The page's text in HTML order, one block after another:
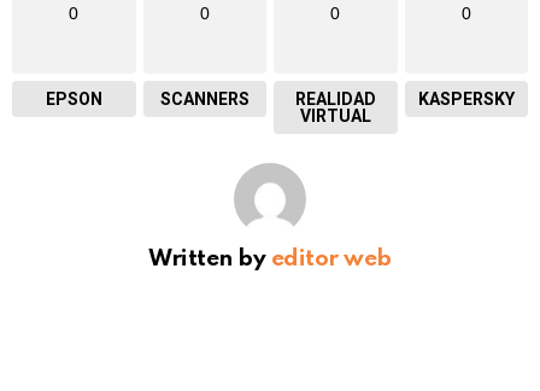
0
EPSON
0
SCANNERS
0
REALIDAD
VIRTUAL
0
KASPERSKY
Written by editor web